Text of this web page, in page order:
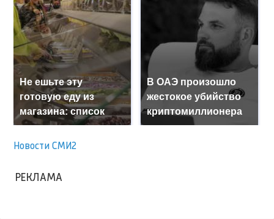
Не ешьте эту
готовую еду из
магазина: список
В ОАЭ произошло
жестокое убийство
криптомиллионера
Новости СМИ2
РЕКЛАМА